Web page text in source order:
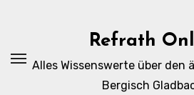
Refrath
Alles Wissenswerte über den
Bergisch